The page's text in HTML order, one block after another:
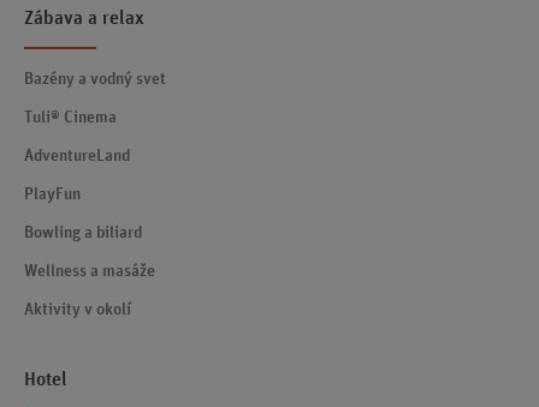
Zábava a relax
Bazény a vodný svet
Tuli® Cinema
AdventureLand
PlayFun
Bowling a biliard
Wellness a masáže
Aktivity v okolí
Hotel